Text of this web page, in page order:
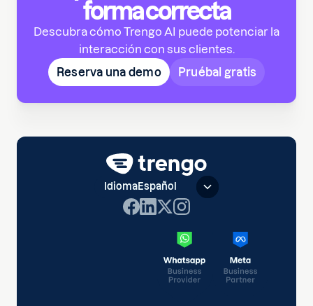
forma correcta
Descubra cómo Trengo AI puede potenciar la
interacción con sus clientes.
Reserva una demo
Pruébal gratis
IdiomaEspañol